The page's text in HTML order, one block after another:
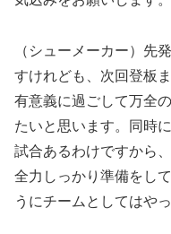
（シューメーカー）先
すけれども、次回登板
有意義に過ごして万全
たいと思います。同時
試合あるわけですから
全力しっかり準備をし
うにチームとしてはや